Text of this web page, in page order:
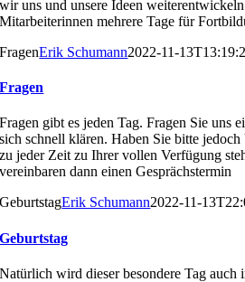
wir uns und unsere Ideen
Mitarbeiterinnen mehrere Tagefür
FragenErik Schumann2022-11-
Fragen
Fragen gibt es jeden Tag. Fragen Sie uns
sich schnell klären. Haben Sie bitte
zu jeder Zeit zu Ihrer vollen Verfügung
vereinbaren dann einen Gesprächstermin
GeburtstagErik Schumann2022-11-
Geburtstag
Natürlich wird dieser besondere Tag auch